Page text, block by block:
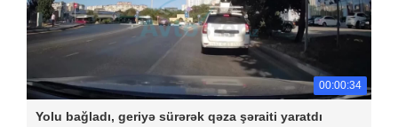
00:00:34
Yolu bağladı, geriyə sürərək qəza şəraiti yaratdı